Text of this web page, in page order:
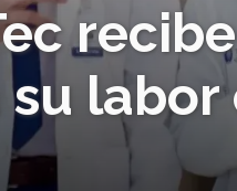
labor